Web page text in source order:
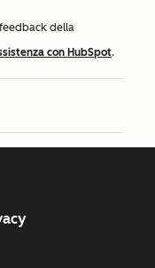
della
con HubSpot.